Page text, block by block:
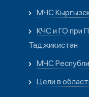
МЧС
КЧС и ГО при
Таджикистан
МЧС
Цели в